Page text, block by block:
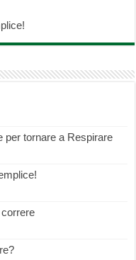
per tornare a Respirare